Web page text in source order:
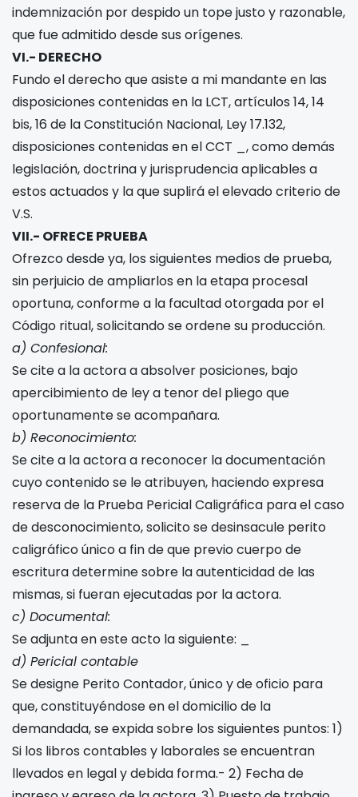
indemnización por despido un tope justo y razonable,
que fue admitido desde sus orígenes.
VI.- DERECHO
Fundo el derecho que asiste a mi mandante en las
disposiciones contenidas en la LCT, artículos 14, 14
bis, 16 de la Constitución Nacional, Ley 17.132,
disposiciones contenidas en el CCT _, como demás
legislación, doctrina y jurisprudencia aplicables a
estos actuados y la que suplirá el elevado criterio de
V.S.
VII.- OFRECE PRUEBA
Ofrezco desde ya, los siguientes medios de prueba,
sin perjuicio de ampliarlos en la etapa procesal
oportuna, conforme a la facultad otorgada por el
Código ritual, solicitando se ordene su producción.
a) Confesional:
Se cite a la actora a absolver posiciones, bajo
apercibimiento de ley a tenor del pliego que
oportunamente se acompañara.
b) Reconocimiento:
Se cite a la actora a reconocer la documentación
cuyo contenido se le atribuyen, haciendo expresa
reserva de la Prueba Pericial Caligráfica para el caso
de desconocimiento, solicito se desinsacule perito
caligráfico único a fin de que previo cuerpo de
escritura determine sobre la autenticidad de las
mismas, si fueran ejecutadas por la actora.
c) Documental:
Se adjunta en este acto la siguiente: _
d) Pericial contable
Se designe Perito Contador, único y de oficio para
que, constituyéndose en el domicilio de la
demandada, se expida sobre los siguientes puntos: 1)
Si los libros contables y laborales se encuentran
llevados en legal y debida forma.- 2) Fecha de